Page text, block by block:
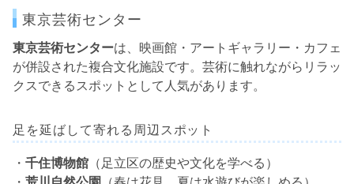
東京芸術センター
東京芸術センターは、映画館・アートギャラリー・カフェ
が併設された複合文化施設です。芸術に触れながらリラッ
クスできるスポットとして人気があります。
足を延ばして寄れる周辺スポット
・ 千住博物館 （足立区の歴史や文化を学べる）